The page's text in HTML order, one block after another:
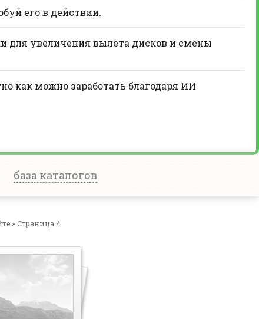
его в действии.
для увеличения вылета дисков и смены
как можно заработать благодаря ИИ
база каталогов
» Страница 4